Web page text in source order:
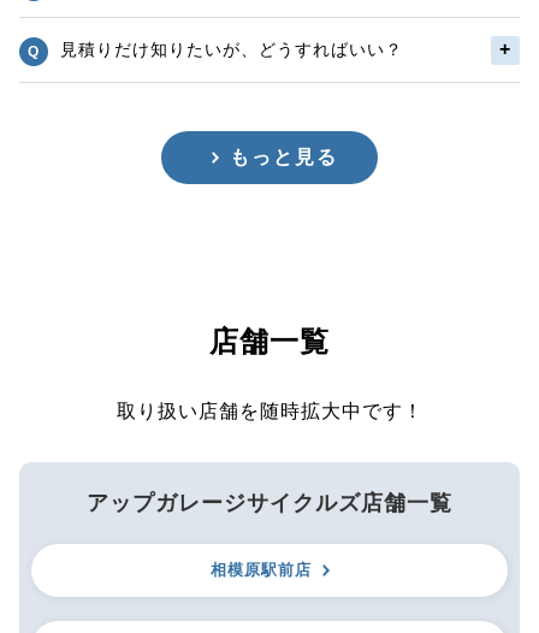
見積りだけ知りたいが、どうすればいい？
もっと見る
店舗一覧
取り扱い店舗を随時拡大中です！
アップガレージサイクルズ店舗一覧
相模原駅前店